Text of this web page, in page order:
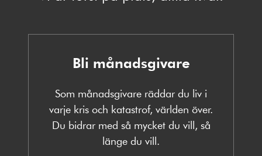
Bli månadsgivare
Som månadsgivare räddar du liv i
varje kris och katastrof, världen över.
Du bidrar med så mycket du vill, så
länge du vill.